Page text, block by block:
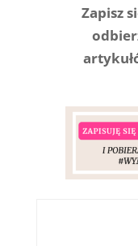
Zapisz